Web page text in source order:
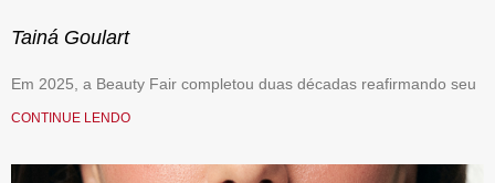
Tainá Goulart
Em 2025, a Beauty Fair completou duas décadas reafirmando seu
CONTINUE LENDO